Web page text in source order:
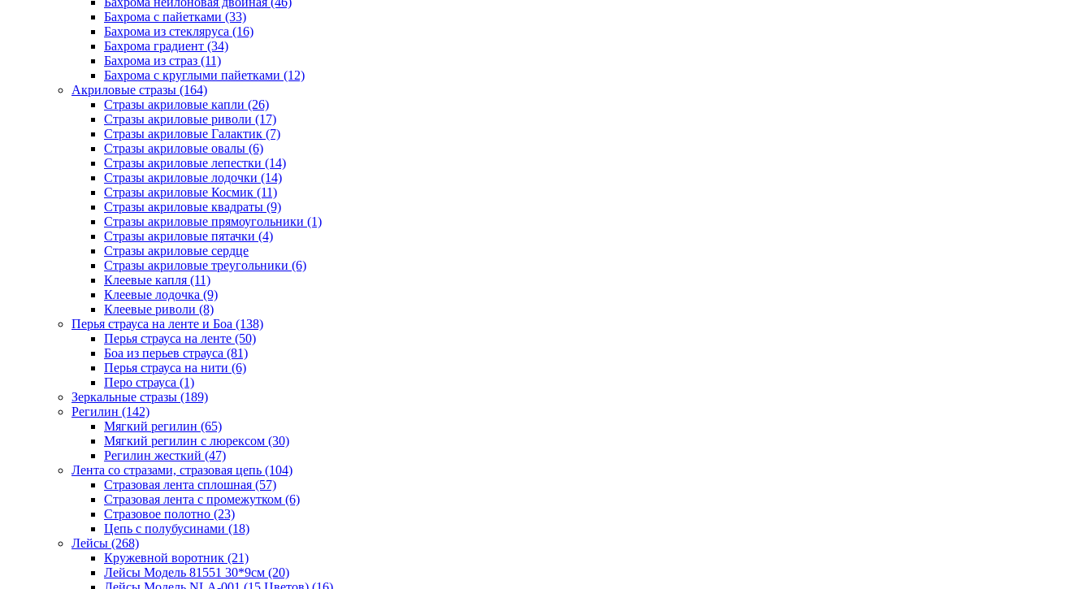
Бахрома с пайетками (33)
Бахрома из стекляруса (16)
Бахрома градиент (34)
Бахрома из страз (11)
Бахрома с круглыми пайетками (12)
Акриловые стразы (164)
Стразы акриловые капли (26)
Стразы акриловые риволи (17)
Стразы акриловые Галактик (7)
Стразы акриловые овалы (6)
Стразы акриловые лепестки (14)
Стразы акриловые лодочки (14)
Стразы акриловые Космик (11)
Стразы акриловые квадраты (9)
Стразы акриловые прямоугольники (1)
Стразы акриловые пятачки (4)
Стразы акриловые сердце
Стразы акриловые треугольники (6)
Клеевые капля (11)
Клеевые лодочка (9)
Клеевые риволи (8)
Перья страуса на ленте и Боа (138)
Перья страуса на ленте (50)
Боа из перьев страуса (81)
Перья страуса на нити (6)
Перо страуса (1)
Зеркальные стразы (189)
Регилин (142)
Мягкий регилин (65)
Мягкий регилин с люрексом (30)
Регилин жесткий (47)
Лента со стразами, стразовая цепь (104)
Стразовая лента сплошная (57)
Стразовая лента с промежутком (6)
Стразовое полотно (23)
Цепь с полубусинами (18)
Лейсы (268)
Кружевной воротник (21)
Лейсы Модель 81551 30*9см (20)